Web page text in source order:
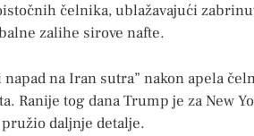
čelnika, ublažavajući
zalihe sirove nafte.
na Iran sutra” nakon apela
Ranije tog dana Trump je za New
daljnje detalje.